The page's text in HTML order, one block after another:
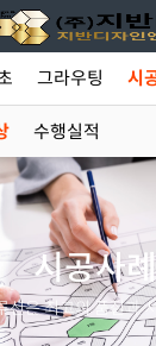
그라우팅 시
수행실적
시공사례
션은 최고의 품질과